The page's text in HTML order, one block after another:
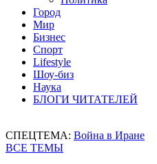
Город
Мир
Бизнес
Спорт
Lifestyle
Шоу-биз
Наука
БЛОГИ ЧИТАТЕЛЕЙ
СПЕЦТЕМА: Война в Иране
ВСЕ ТЕМЫ